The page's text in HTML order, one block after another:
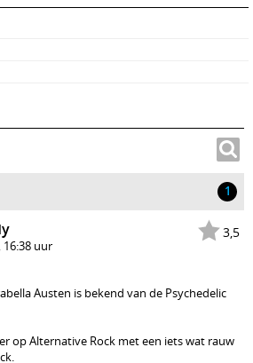
1
3,5
16:38 uur
Austen is bekend van de Psychedelic
op Alternative Rock met een iets wat rauw